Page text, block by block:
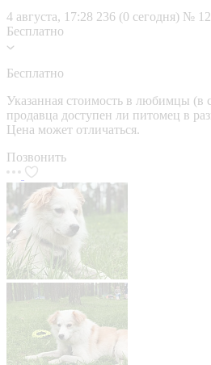
4 августа, 17:28 236 (0 сегодня) №
Бесплатно
Бесплатно
Указанная стоимость в любимцы (в
продавца доступен ли питомец в
Цена может отличаться.
Позвонить